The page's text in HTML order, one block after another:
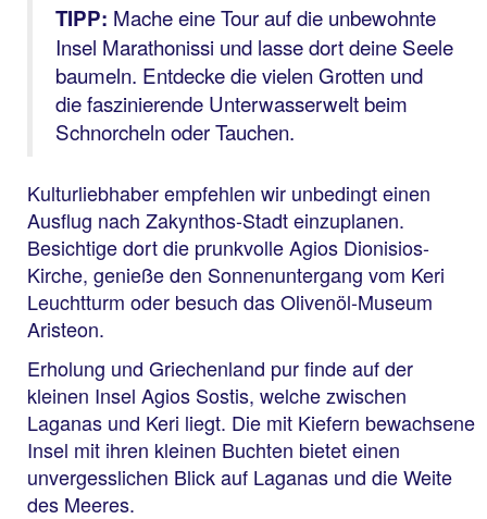
TIPP: Mache eine Tour auf die unbewohnte
Insel Marathonissi und lasse dort deine Seele
baumeln. Entdecke die vielen Grotten und
die faszinierende Unterwasserwelt beim
Schnorcheln oder Tauchen.
Kulturliebhaber empfehlen wir unbedingt einen
Ausflug nach Zakynthos-Stadt einzuplanen.
Besichtige dort die prunkvolle Agios Dionisios-
Kirche, genieße den Sonnenuntergang vom Keri
Leuchtturm oder besuch das Olivenöl-Museum
Aristeon.
Erholung und Griechenland pur finde auf der
kleinen Insel Agios Sostis, welche zwischen
Laganas und Keri liegt. Die mit Kiefern bewachsene
Insel mit ihren kleinen Buchten bietet einen
unvergesslichen Blick auf Laganas und die Weite
des Meeres.